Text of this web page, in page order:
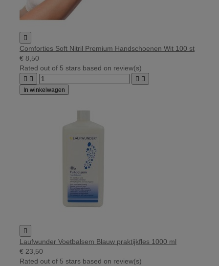

Comforties Soft Nitril Premium Handschoenen Wit 100 st
€ 8,50
Rated out of 5 stars based on review(s)
   
In winkelwagen

Laufwunder Voetbalsem Blauw praktijkfles 1000 ml
€ 23,50
Rated out of 5 stars based on review(s)